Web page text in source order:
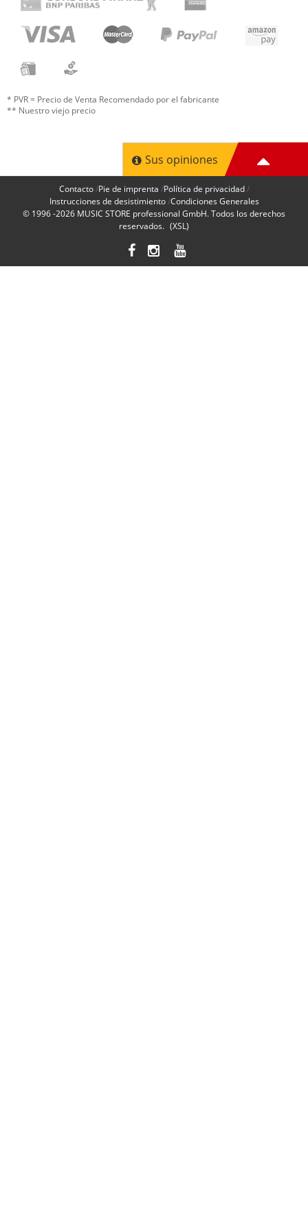
* PVR = Precio de Venta Recomendado por el fabricante
** Nuestro viejo precio
Sus opiniones
Contacto Pie de imprenta Política de privacidad
Instrucciones de desistimiento Condiciones Generales
© 1996 -2026 MUSIC STORE professional GmbH. Todos los derechos
reservados. (XSL)